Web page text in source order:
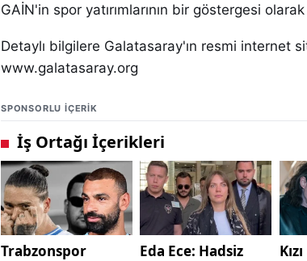
GAİN'in spor yatırımlarının bir göstergesi
Detaylı bilgilere Galatasaray'ın resmi internet
www.galatasaray.org
SPONSORLU IÇERIK